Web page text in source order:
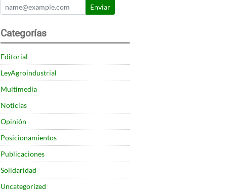
Enviar
Categorías
Editorial
LeyAgroindustrial
Multimedia
Noticias
Opinión
Posicionamientos
Publicaciones
Solidaridad
Uncategorized